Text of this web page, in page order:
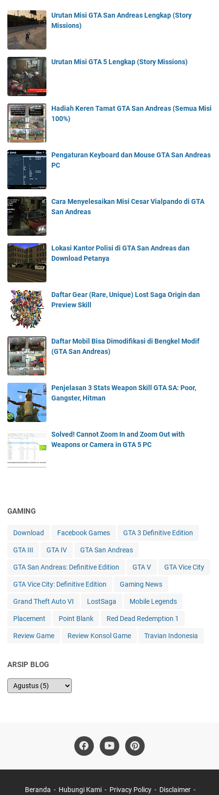
Urutan Misi GTA San Andreas Lengkap (Story
Missions)
Urutan Misi GTA 5 Lengkap (Story Missions)
Hadiah Keren Tamat GTA San Andreas (Semua Misi
100%)
Pengaturan Keyboard dan Mouse GTA San Andreas
PC
Cara Menyelesaikan Misi Cesar Vialpando di GTA
San Andreas
Lokasi Kantor Polisi di GTA San Andreas dan
Download Petanya
Daftar Gear (Rare, Unique) Lost Saga Origin dan
Preview Skill
Daftar Mobil Bisa Dimodifikasi di Bengkel Modif
(GTA San Andreas)
Penjelasan 3 Stats Weapon Skill GTA SA: Poor,
Gangster, Hitman
Solved! Cannot Zoom In and Zoom Out with
Weapons or Camera in GTA 5 PC
GAMING
Download Facebook Games GTA 3 Definitive Edition
GTA III GTA IV GTA San Andreas
GTA San Andreas: Definitive Edition GTA V GTA Vice City
GTA Vice City: Definitive Edition Gaming News
Grand Theft Auto VI LostSaga Mobile Legends
Placement Point Blank Red Dead Redemption 1
Review Game Review Konsol Game Travian Indonesia
ARSIP BLOG
Beranda Hubungi Kami Privacy Policy Disclaimer